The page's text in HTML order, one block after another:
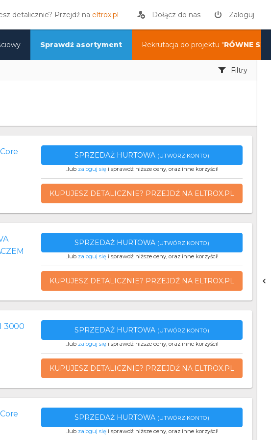
detalicznie? Przejdź na eltrox.pl Dołącz do nas Zaloguj
Sprawdź asortyment Rekrutacja do projektu "RÓWNE
Filtry
SPRZEDAŻ HURTOWA (UTWÓRZ KONTO)
..lub zaloguj sięi sprawdź niższe ceny, oraz inne korzyści!
KUPUJESZ DETALICZNIE? PRZEJDŹ NA ELTROX.PL
SPRZEDAŻ HURTOWA (UTWÓRZ KONTO)
..lub zaloguj sięi sprawdź niższe ceny, oraz inne korzyści!
KUPUJESZ DETALICZNIE? PRZEJDŹ NA ELTROX.PL
3000
SPRZEDAŻ HURTOWA (UTWÓRZ KONTO)
..lub zaloguj sięi sprawdź niższe ceny, oraz inne korzyści!
KUPUJESZ DETALICZNIE? PRZEJDŹ NA ELTROX.PL
SPRZEDAŻ HURTOWA (UTWÓRZ KONTO)
..lub zaloguj sięi sprawdź niższe ceny, oraz inne korzyści!